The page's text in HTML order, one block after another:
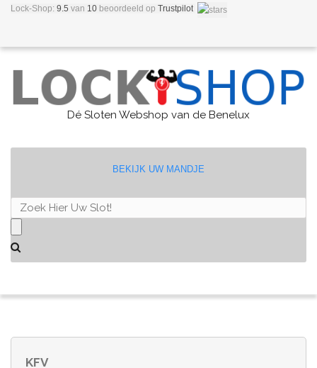
Lock-Shop: 9.5 van 10 beoordeeld op Trustpilot
Dé Sloten Webshop van de Benelux
BEKIJK UW MANDJE
KFV